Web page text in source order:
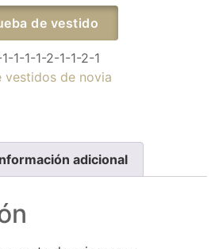
de vestido
1-1-1-2-1-1-2-1
vestidos de novia
adicional